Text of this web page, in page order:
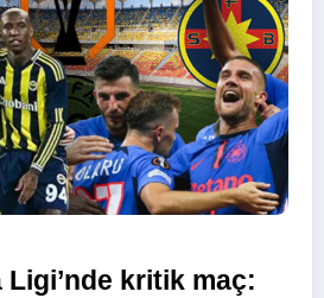
Ligi’nde kritik maç: